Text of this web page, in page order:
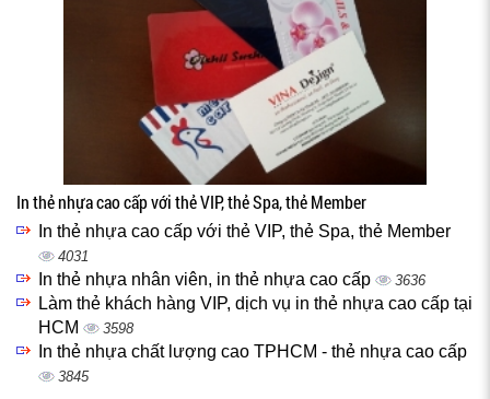
In thẻ nhựa cao cấp với thẻ VIP, thẻ Spa, thẻ Member
In thẻ nhựa cao cấp với thẻ VIP, thẻ Spa, thẻ Member
4031
In thẻ nhựa nhân viên, in thẻ nhựa cao cấp 3636
Làm thẻ khách hàng VIP, dịch vụ in thẻ nhựa cao cấp tại
HCM
3598
In thẻ nhựa chất lượng cao TPHCM - thẻ nhựa cao cấp
3845